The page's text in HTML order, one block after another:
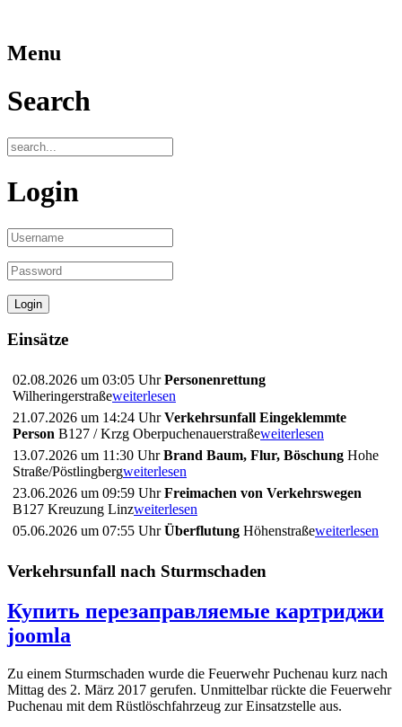
Menu
Search
Login
Einsätze
02.08.2026 um 03:05 UhrPersonenrettung
Wilheringerstraßeweiterlesen
21.07.2026 um 14:24 UhrVerkehrsunfall Eingeklemmte
Person B127 / Krzg Oberpuchenauerstraßeweiterlesen
13.07.2026 um 11:30 UhrBrand Baum, Flur, Böschung Hohe
Straße/Pöstlingbergweiterlesen
23.06.2026 um 09:59 UhrFreimachen von Verkehrswegen
B127 Kreuzung Linzweiterlesen
05.06.2026 um 07:55 UhrÜberflutung Höhenstraßeweiterlesen
Verkehrsunfall nach Sturmschaden
Купить перезаправляемые картриджи
joomla
Zu einem Sturmschaden wurde die Feuerwehr Puchenau kurz nach
Mittag des 2. März 2017 gerufen. Unmittelbar rückte die Feuerwehr
Puchenau mit dem Rüstlöschfahrzeug zur Einsatzstelle aus.